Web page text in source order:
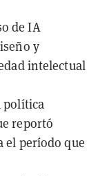
de IA
y
intelectual
política
reportó
el período que